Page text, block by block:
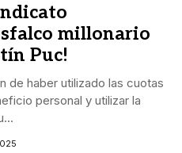
millonario
Puc!
de haber utilizado las cuotas
personal y utilizar la